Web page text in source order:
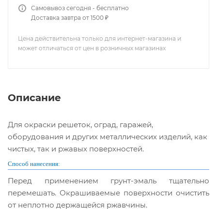
Самовывоз сегодня - бесплатно
Доставка завтра от 1500 ₽
Цена действительна только для интернет-магазина и
может отличаться от цен в розничных магазинах
Описание
Для окраски решеток, оград, гаражей,
оборудования и других металлических изделий, как
чистых, так и ржавых поверхностей.
Способ нанесения:
Перед применением грунт-эмаль тщательно
перемешать. Окрашиваемые поверхности очистить
от неплотно держащейся ржавчины.